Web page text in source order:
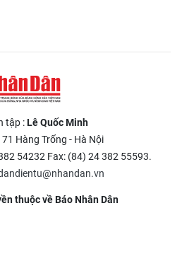
tập :Lê Quốc Minh
Hàng Trống - Hà Nội
54232 Fax: (84) 24 382 55593.
thuộc về Báo Nhân Dân